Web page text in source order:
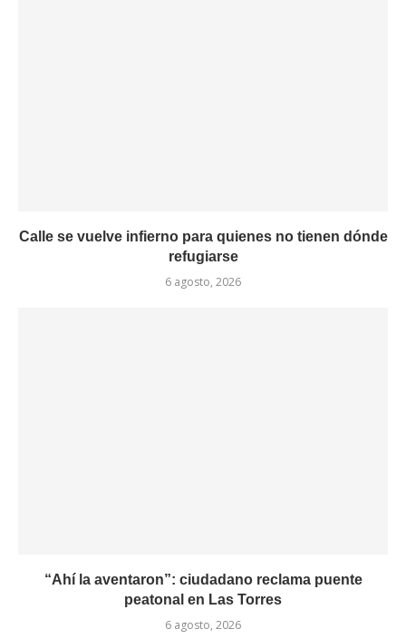
Calle se vuelve infierno para quienes no tienen dónde
refugiarse
6 agosto, 2026
“Ahí la aventaron”: ciudadano reclama puente
peatonal en Las Torres
6 agosto, 2026